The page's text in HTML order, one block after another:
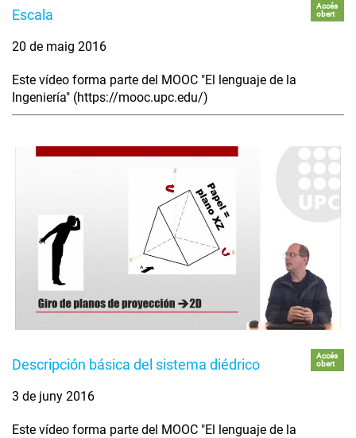
Escala
Accés
obert
20 de maig 2016
Este vídeo forma parte del MOOC "El lenguaje de la
Ingeniería" (https://mooc.upc.edu/)
Descripción básica del sistema diédrico
Accés
obert
3 de juny 2016
Este vídeo forma parte del MOOC "El lenguaje de la